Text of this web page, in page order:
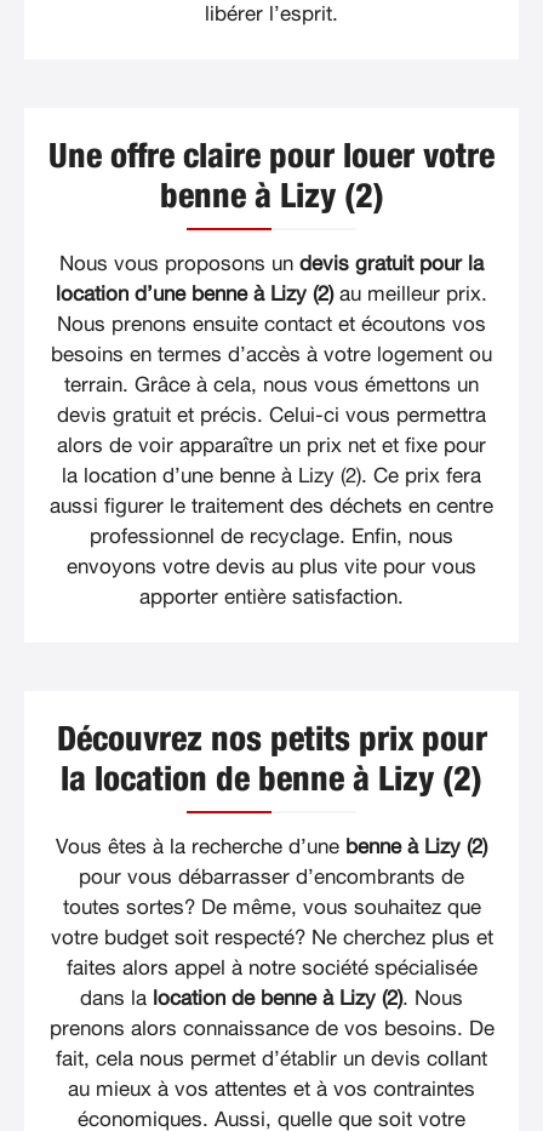
libérer l’esprit.
Une offre claire pour louer votre
benne à Lizy (2)
Nous vous proposons un devis gratuit pour la
location d’une benne à Lizy (2)au meilleur prix.
Nous prenons ensuite contact et écoutons vos
besoins en termes d’accès à votre logement ou
terrain. Grâce à cela, nous vous émettons un
devis gratuit et précis. Celui-ci vous permettra
alors de voir apparaître un prix net et fixe pour
la location d’une benne à Lizy (2). Ce prix fera
aussi figurer le traitement des déchets en centre
professionnel de recyclage. Enfin, nous
envoyons votre devis au plus vite pour vous
apporter entière satisfaction.
Découvrez nos petits prix pour
la location de benne à Lizy (2)
Vous êtes à la recherche d’une benne à Lizy (2)
pour vous débarrasser d’encombrants de
toutes sortes? De même, vous souhaitez que
votre budget soit respecté? Ne cherchez plus et
faites alors appel à notre société spécialisée
dans la location de benne à Lizy (2). Nous
prenons alors connaissance de vos besoins. De
fait, cela nous permet d’établir un devis collant
au mieux à vos attentes et à vos contraintes
économiques. Aussi, quelle que soit votre